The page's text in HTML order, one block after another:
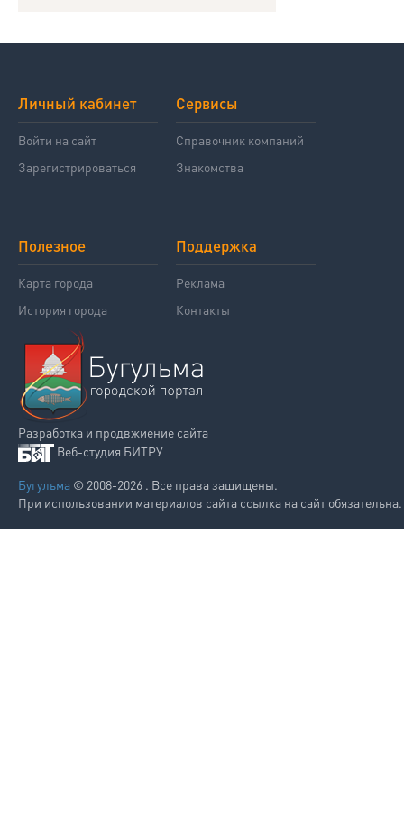
Личный кабинет
Войти на сайт
Зарегистрироваться
Сервисы
Справочник компаний
Знакомства
Полезное
Карта города
История города
Поддержка
Реклама
Контакты
Разработка и продвжиение сайта
Веб-студия БИТРУ
Бугульма © 2008-2026 . Все права защищены.
При использовании материалов сайта ссылка на сайт обязательна.